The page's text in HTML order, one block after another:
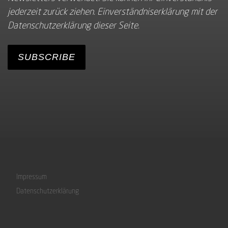
jederzeit zurück ziehen. Einverständniserklärung mit der
Datenschutzerklärung dieser Seite.
Impressum
Datenschutzerklärung